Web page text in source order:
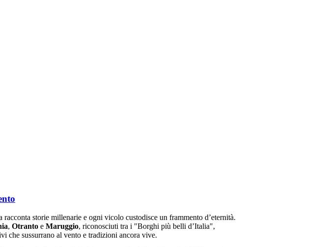
storie millenarie e ogni vicolo custodisce un frammento d’eternità.
, Otranto e Maruggio, riconosciuti tra i "Borghi più belli d’Italia",
che sussurrano al vento e tradizioni ancora vive.